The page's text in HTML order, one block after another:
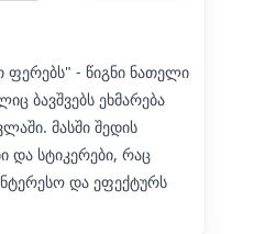
ფერებს" - წიგნი ნათელი
ბავშვებს ეხმარება
მასში შედის
და სტიკერები, რაც
და ეფექტურს